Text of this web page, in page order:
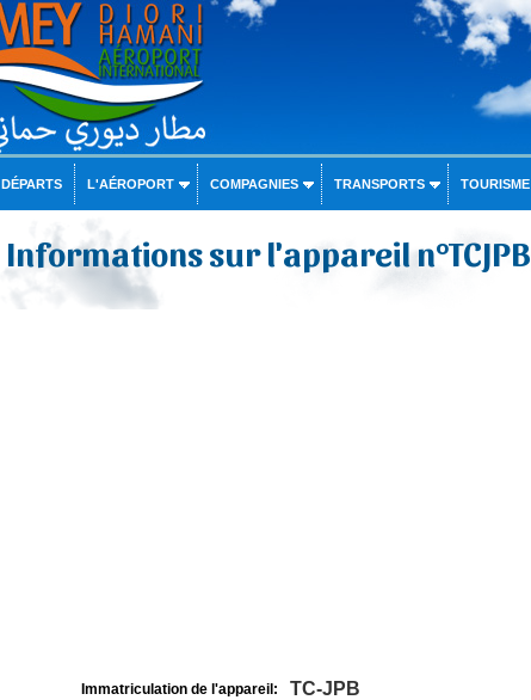
DÉPARTS L'AÉROPORT COMPAGNIES TRANSPORTS TOURISME
Informations sur l'appareil n°TCJPB
Immatriculation de l'appareil: TC-JPB